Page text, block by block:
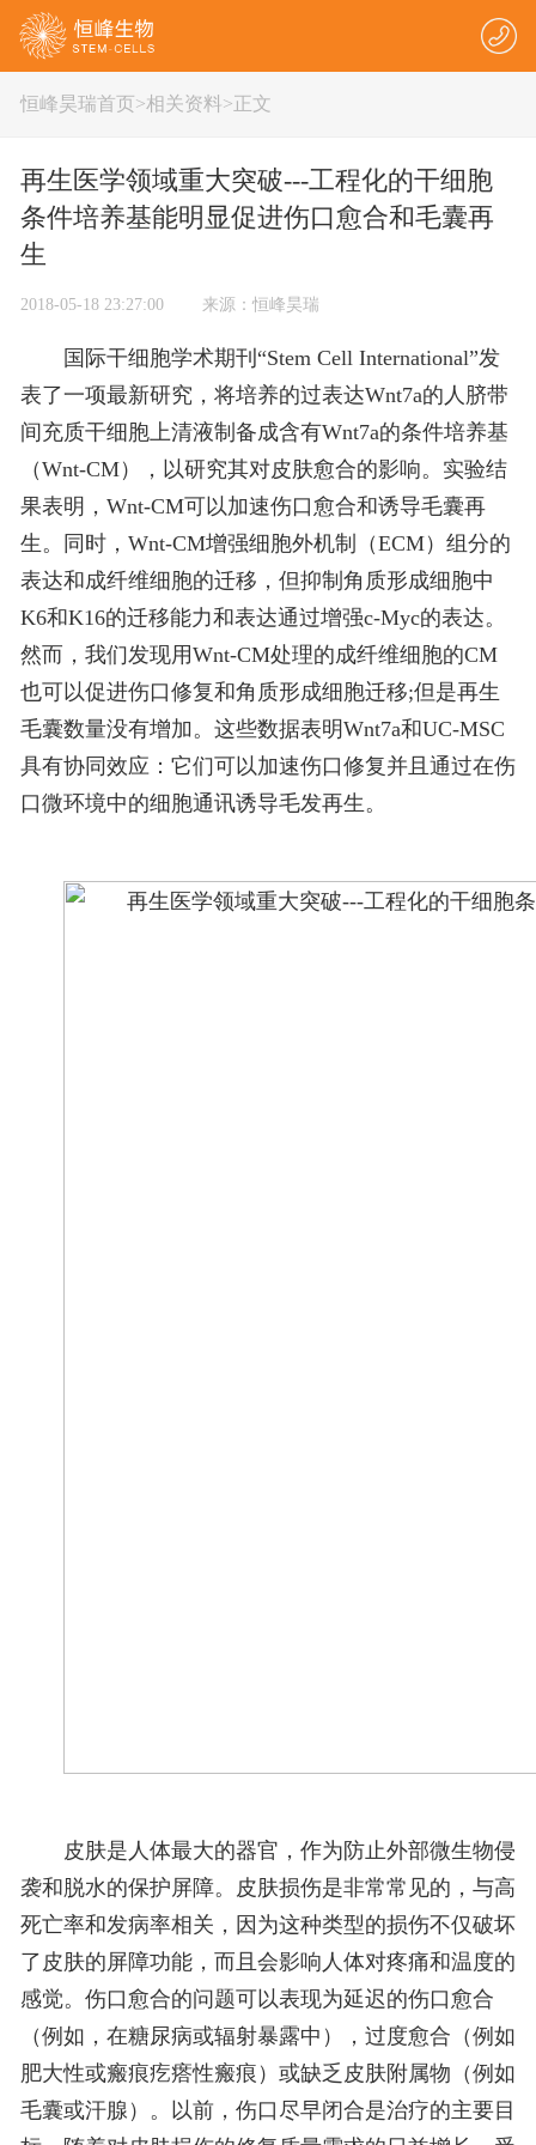
恒峰昊瑞首页>相关资料>正文
再生医学领域重大突破---工程化的干细胞
条件培养基能明显促进伤口愈合和毛囊再
生
2018-05-18 23:27:00 来源：恒峰昊瑞
国际干细胞学术期刊“Stem Cell International”发
表了一项最新研究，将培养的过表达Wnt7a的人脐带
间充质干细胞上清液制备成含有Wnt7a的条件培养基
（Wnt-CM），以研究其对皮肤愈合的影响。实验结
果表明，Wnt-CM可以加速伤口愈合和诱导毛囊再
生。同时，Wnt-CM增强细胞外机制（ECM）组分的
表达和成纤维细胞的迁移，但抑制角质形成细胞中
K6和K16的迁移能力和表达通过增强c-Myc的表达。
然而，我们发现用Wnt-CM处理的成纤维细胞的CM
也可以促进伤口修复和角质形成细胞迁移;但是再生
毛囊数量没有增加。这些数据表明Wnt7a和UC-MSC
具有协同效应：它们可以加速伤口修复并且通过在伤
口微环境中的细胞通讯诱导毛发再生。
皮肤是人体最大的器官，作为防止外部微生物侵
袭和脱水的保护屏障。皮肤损伤是非常常见的，与高
死亡率和发病率相关，因为这种类型的损伤不仅破坏
了皮肤的屏障功能，而且会影响人体对疼痛和温度的
感觉。伤口愈合的问题可以表现为延迟的伤口愈合
（例如，在糖尿病或辐射暴露中），过度愈合（例如
肥大性或瘢痕疙瘩性瘢痕）或缺乏皮肤附属物（例如
毛囊或汗腺）。以前，伤口尽早闭合是治疗的主要目